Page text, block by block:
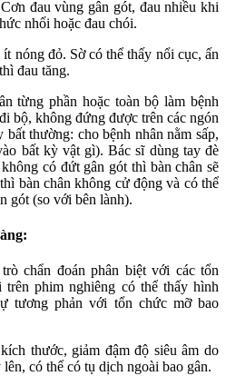
đau vùng gân gót, đau nhiều khi
nhối hoặc đau chói.
nóng đỏ. Sờ có thể thấy nổi cục, ấn
đau tăng.
từng phần hoặc toàn bộ làm bệnh
bộ, không đứng được trên các ngón
thường: cho bệnh nhân nằm sấp,
bất kỳ vật gì). Bác sĩ dùng tay đè
có đứt gân gót thì bàn chân sẽ
bàn chân không cử động và có thể
gót (so với bên lành).
chẩn đoán phân biệt với các tổn
phim nghiêng có thể thấy hình
tương phản với tổn chức mỡ bao
thước, giảm đậm độ siêu âm do
có thể có tụ dịch ngoài bao gân.